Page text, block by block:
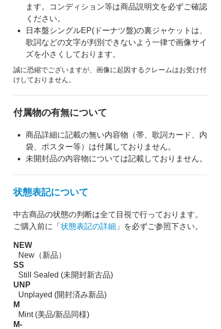
ます。コンディション等は商品説明文を必ずご確認
ください。
日本盤シングルEP(ドーナツ盤)の裏ジャケットは、
歌詞などの文字が判別できないよう一律で画像サイ
ズを小さくしております。
誠に恐縮でございますが、画像に起因するクレームはお受け付
けしておりません。
付属物の有無について
商品詳細に記載の無い内容物（帯、歌詞カード、内
袋、ポスター等）は付属しておりません。
未開封品の内容物については記載しておりません。
状態表記について
中古商品の状態の判断は全て目視で行っております。
ご購入前に「 状態表記の詳細 」を必ずご参照下さい。
NEW
New（新品）
SS
Still Sealed (未開封新古品)
UNP
Unplayed (開封済み新品)
M
Mint (美品/新品同様)
M-